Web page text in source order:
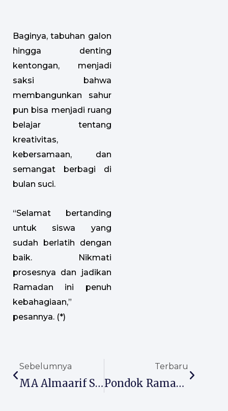
Baginya, tabuhan galon
hingga denting
kentongan, menjadi
saksi bahwa
membangunkan sahur
pun bisa menjadi ruang
belajar tentang
kreativitas,
kebersamaan, dan
semangat berbagi di
bulan suci.
“Selamat bertanding
untuk siswa yang
sudah berlatih dengan
baik. Nikmati
prosesnya dan jadikan
Ramadan ini penuh
kebahagiaan,”
pesannya. (*)
Sebelumnya
MA Almaarif Singosari Gelar Pondok Ramadan, Kuatkan Ubudiyah Siswa
Terbaru
Pondok Ramadan MTs Almaarif 01 Singosari, Bekali Siswa Penguatan Spiritual Dan Pengalaman Di Pesantren